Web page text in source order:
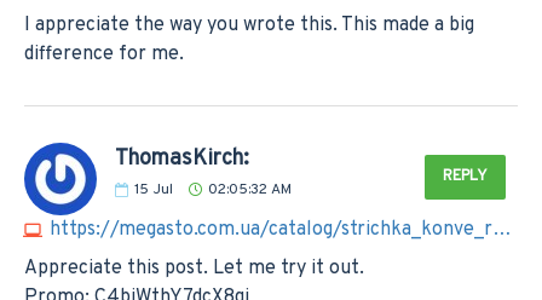
I appreciate the way you wrote this. This made a big
difference for me.
ThomasKirch:
15 Jul 02:05:32 AM
https://megasto.com.ua/catalog/strichka_konve_rna_
REPLY
Appreciate this post. Let me try it out.